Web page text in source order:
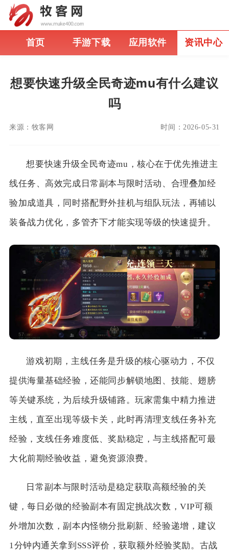
首页 手游下载 应用软件 资讯中心
想要快速升级全民奇迹mu有什么建议
吗
来源： 牧客网 时间： 2026-05-31
想要快速升级全民奇迹mu，核心在于优先推进主
线任务、高效完成日常副本与限时活动、合理叠加经
验加成道具，同时搭配野外挂机与组队玩法，再辅以
装备战力优化，多管齐下才能实现等级的快速提升。
游戏初期，主线任务是升级的核心驱动力，不仅
提供海量基础经验，还能同步解锁地图、技能、翅膀
等关键系统，为后续升级铺路。玩家需集中精力推进
主线，直至出现等级卡关，此时再清理支线任务补充
经验，支线任务难度低、奖励稳定，与主线搭配可最
大化前期经验收益，避免资源浪费。
日常副本与限时活动是稳定获取高额经验的关
键，每日必做的经验副本有固定挑战次数，VIP可额
外增加次数，副本内怪物分批刷新、经验递增，建议
1分钟内通关拿到SSS评价，获取额外经验奖励。古战